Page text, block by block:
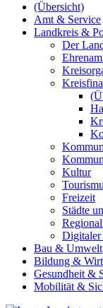
(Übersicht)
Amt & Service
Landkreis &
Der
Kultur
Freizeit
Städte
Digitaler
Bau & Umwelt
Bildung &
Gesundheit &
Mobilität &